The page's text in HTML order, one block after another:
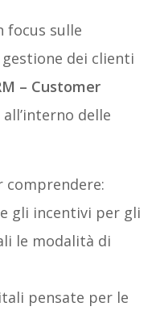
focus sulle
dei clienti
– Customer
all’interno delle
comprendere:
gli incentivi per gli
le modalità di
pensate per le